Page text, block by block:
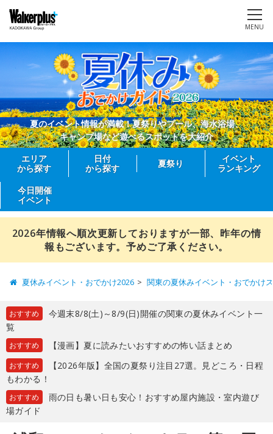
MENU
夏のイベント情報が満載！夏祭りやプール、海水浴場、
キャンプ場など遊べるスポットを大紹介
エリア
から探す
日付
から探す
夏祭り
イベント
ランキング
今日開催
イベント
2026年情報へ順次更新しておりますが一部、昨年の情
報もございます。予めご了承ください。
夏休みイベント・おでかけ2026 関東の夏休みイベント・おでかけ
おすすめ
今週末8/8(土)～8/9(日)開催の関東の夏休みイベント一
覧
おすすめ 【漫画】夏に読みたいおすすめの怖い話まとめ
おすすめ
【2026年版】全国の夏祭り注目27選。見どころ・日程
もわかる！
おすすめ
雨の日も暑い日も安心！おすすめ屋内施設・室内遊び
場ガイド